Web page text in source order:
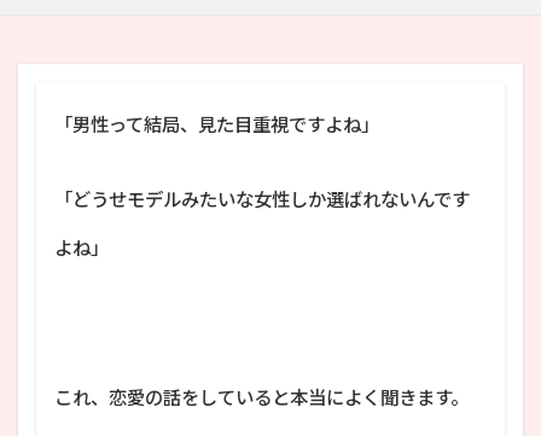
「男性って結局、見た目重視ですよね」
「どうせモデルみたいな女性しか選ばれないんです
よね」
これ、恋愛の話をしていると本当によく聞きます。